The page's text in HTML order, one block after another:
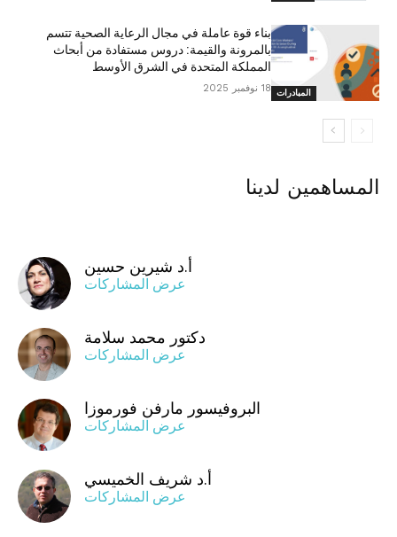
المبادرات
بناء قوة عاملة في مجال الرعاية الصحية تتسم
بالمرونة والقيمة: دروس مستفادة من أبحاث
المملكة المتحدة في الشرق الأوسط
18 نوفمبر 2025
المساهمين لدينا
أ.د شيرين حسين
عرض المشاركات
دكتور محمد سلامة
عرض المشاركات
البروفيسور مارفن فورموزا
عرض المشاركات
أ.د شريف الخميسي
عرض المشاركات